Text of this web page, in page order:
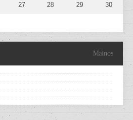
27 28 29 30
Mainos